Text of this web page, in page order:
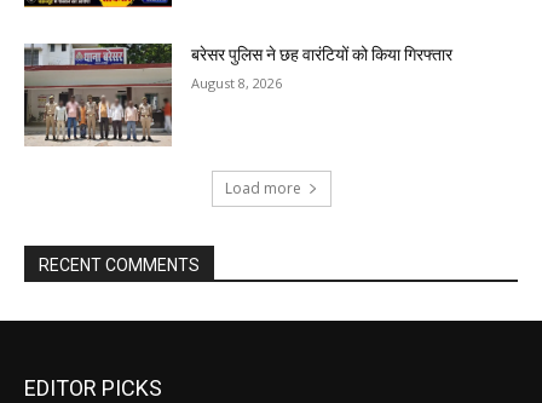
बरेसर पुलिस ने छह वारंटियों को किया गिरफ्तार
August 8, 2026
Load more
RECENT COMMENTS
EDITOR PICKS